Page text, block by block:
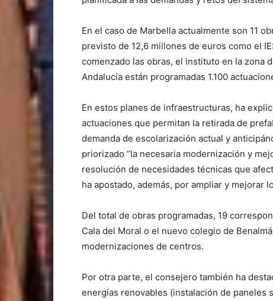
En el caso de Marbella actualmente son 11
previsto de 12,6 millones de euros como el
comenzado las obras, el instituto en la zona
Andalucía están programadas 1.100
En estos planes de infraestructuras, ha
actuaciones que permitan la retirada de
demanda de escolarización actual y
priorizado “la necesaria modernización y
resolución de necesidades técnicas que
ha apostado, además, por ampliar y mejorar
Del total de obras programadas, 19
Cala del Moral o el nuevo colegio de
modernizaciones de centros.
Por otra parte, el consejero también ha
energías renovables (instalación de paneles